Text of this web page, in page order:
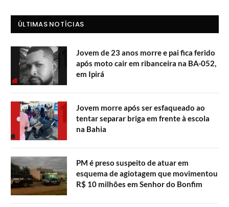
ÚLTIMAS NOTÍCIAS
Jovem de 23 anos morre e pai fica ferido
após moto cair em ribanceira na BA-052,
em Ipirá
Jovem morre após ser esfaqueado ao
tentar separar briga em frente à escola
na Bahia
PM é preso suspeito de atuar em
esquema de agiotagem que movimentou
R$ 10 milhões em Senhor do Bonfim